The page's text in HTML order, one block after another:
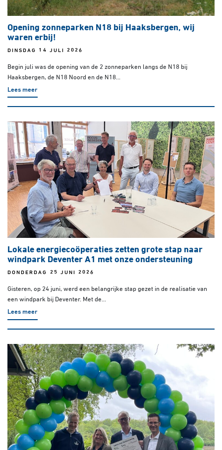
Opening zonneparken N18 bij Haaksbergen, wij
waren erbij!
DINSDAG 14 JULI 2026
Begin juli was de opening van de 2 zonneparken langs de N18 bij
Haaksbergen, de N18 Noord en de N18...
Lees meer
Lokale energiecoöperaties zetten grote stap naar
windpark Deventer A1 met onze ondersteuning
DONDERDAG 25 JUNI 2026
Gisteren, op 24 juni, werd een belangrijke stap gezet in de realisatie van
een windpark bij Deventer. Met de...
Lees meer